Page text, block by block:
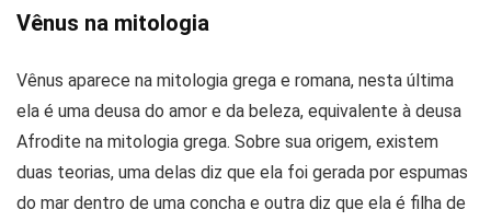
Vênus na mitologia
Vênus aparece na mitologia grega e romana, nesta última
ela é uma deusa do amor e da beleza, equivalente à deusa
Afrodite na mitologia grega. Sobre sua origem, existem
duas teorias, uma delas diz que ela foi gerada por espumas
do mar dentro de uma concha e outra diz que ela é filha de